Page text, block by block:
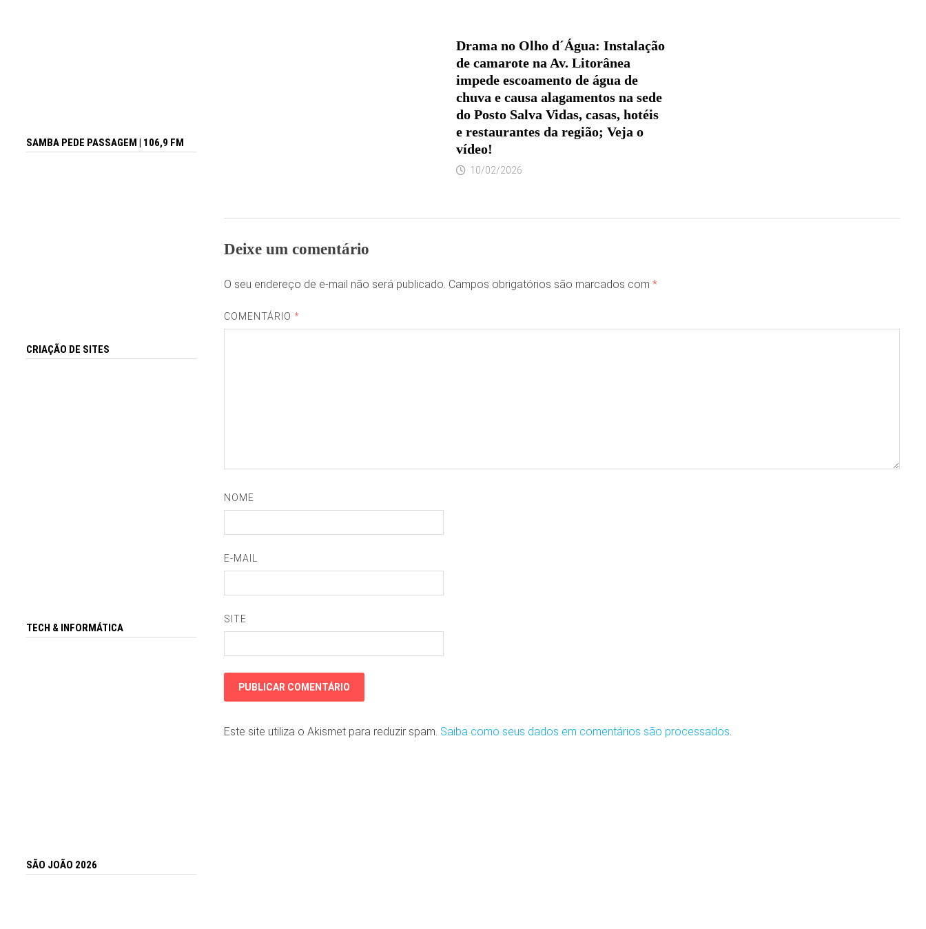
Drama no Olho d´Água: Instalação
de camarote na Av. Litorânea
impede escoamento de água de
chuva e causa alagamentos na sede
do Posto Salva Vidas, casas, hotéis
e restaurantes da região; Veja o
vídeo!
10/02/2026
Deixe um comentário
O seu endereço de e-mail não será publicado. Campos obrigatórios são marcados com *
COMENTÁRIO*
NOME
E-MAIL
SITE
Este site utiliza o Akismet para reduzir spam. Saiba como seus dados em comentários são processados.
SAMBA PEDE PASSAGEM | 106,9 FM
CRIAÇÃO DE SITES
TECH & INFORMÁTICA
SÃO JOÃO 2026